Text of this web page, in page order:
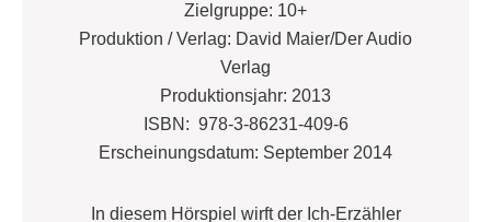
Zielgruppe: 10+
Produktion / Verlag: David Maier/Der Audio
Verlag
Produktionsjahr: 2013
ISBN: 978-3-86231-409-6
Erscheinungsdatum: September 2014
In diesem Hörspiel wirft der Ich-Erzähler